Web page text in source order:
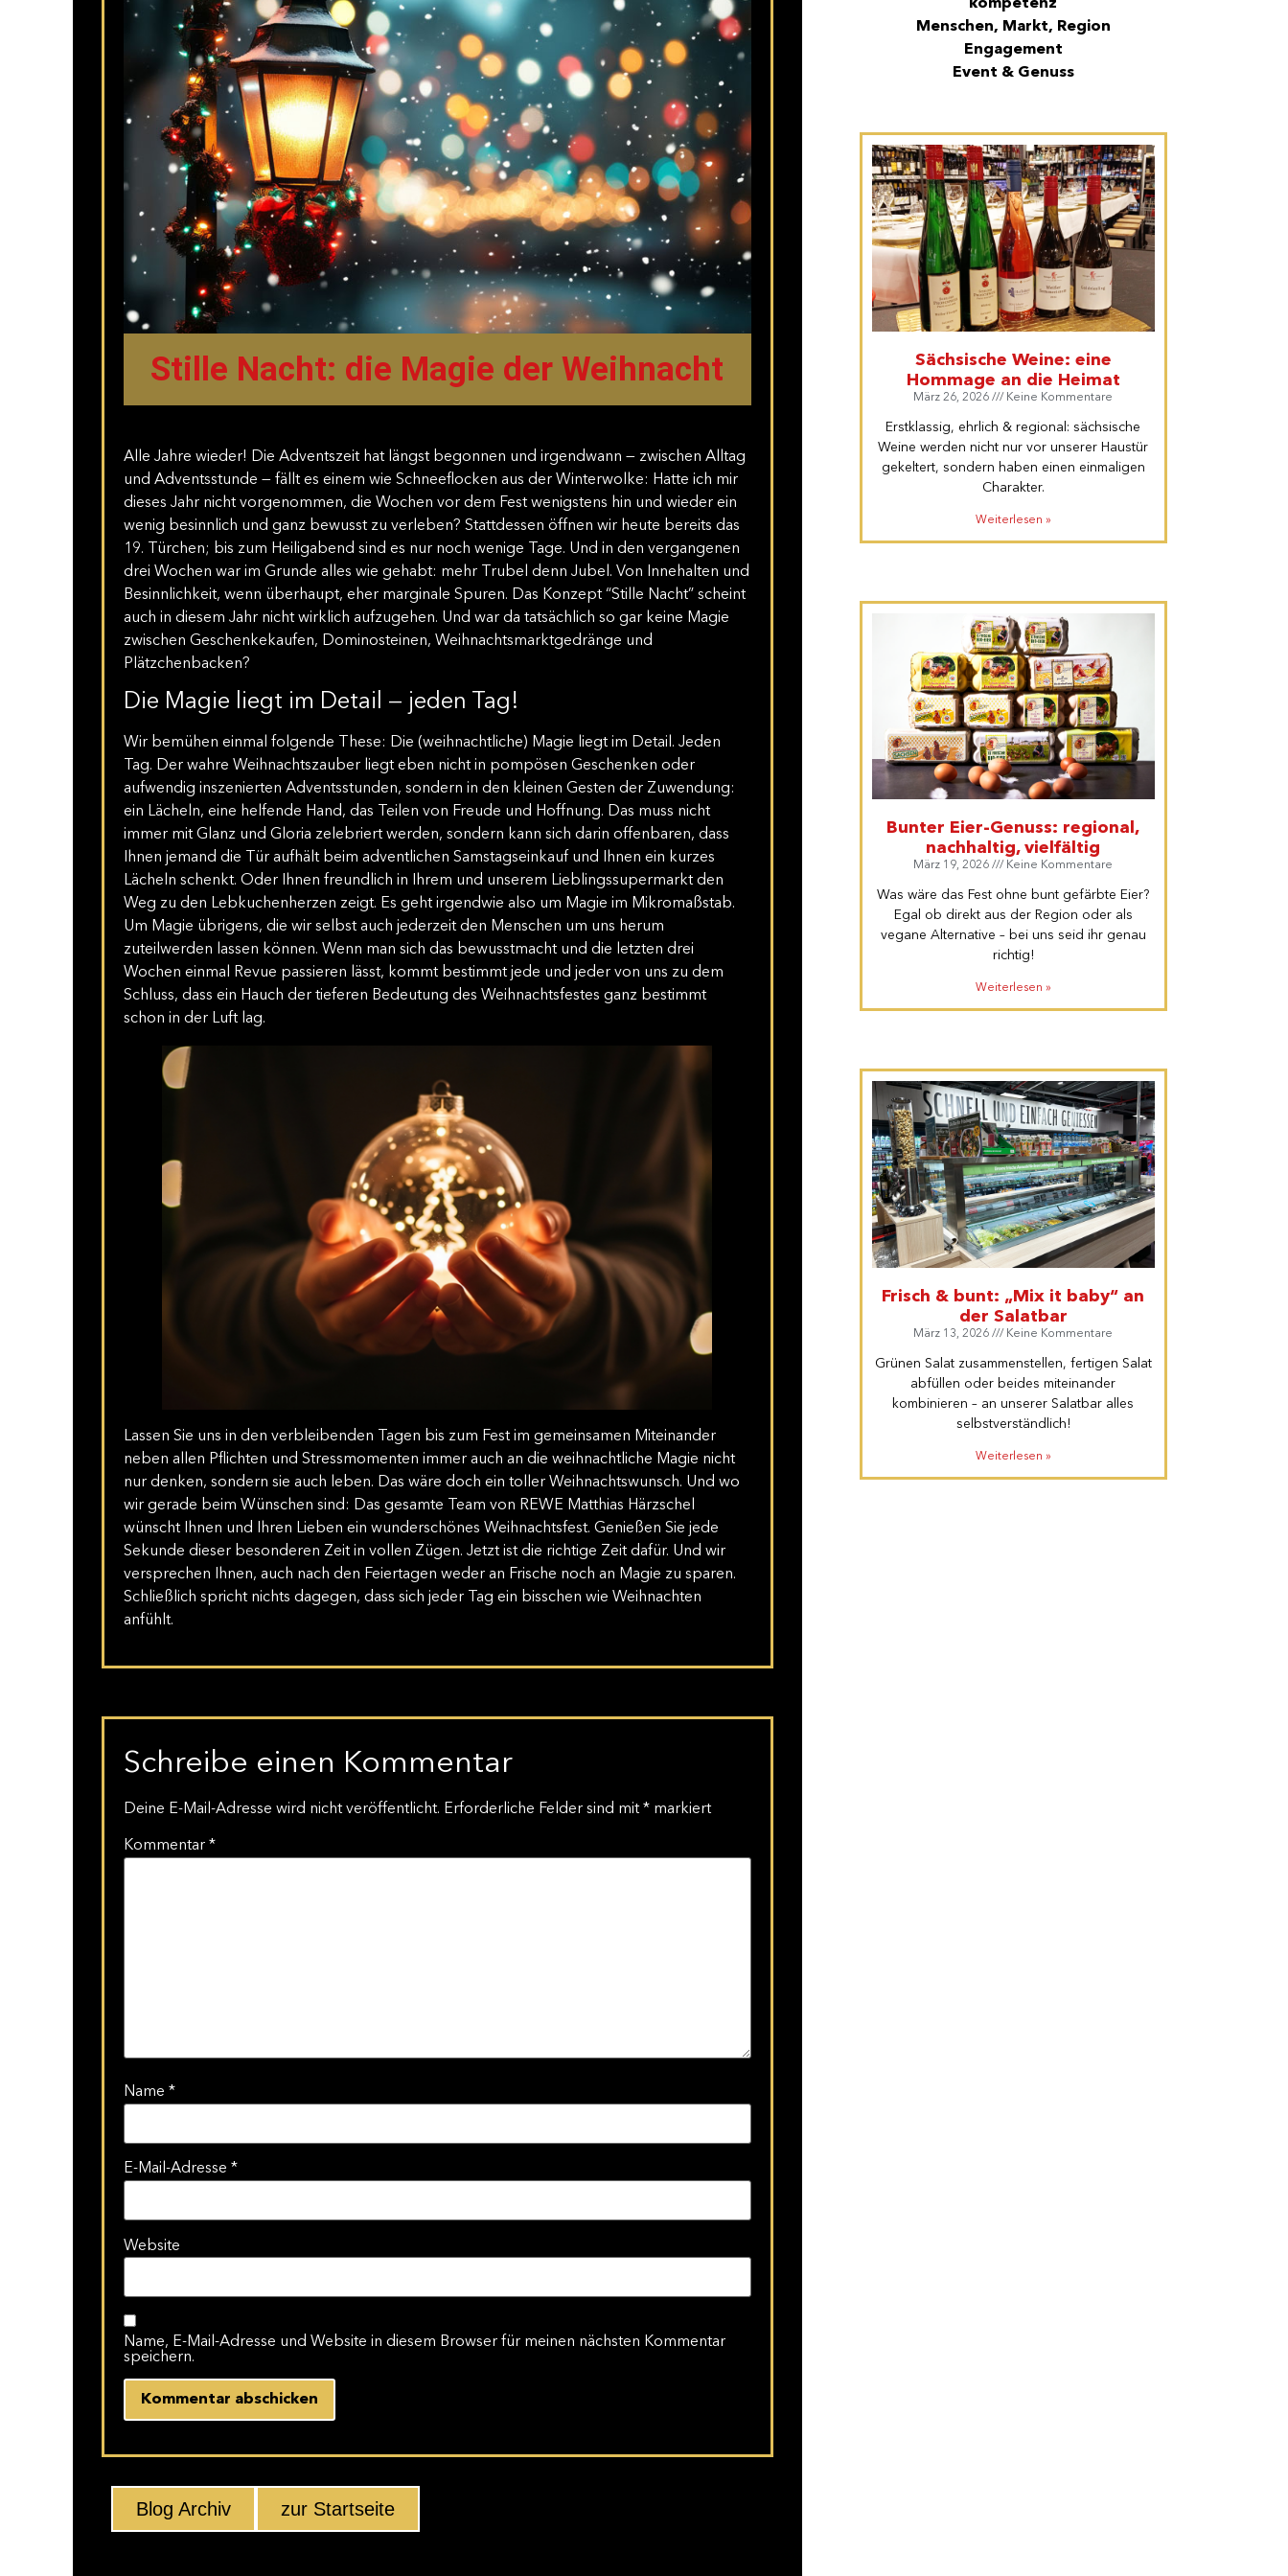
Stille Nacht: die Magie der Weihnacht
Alle Jahre wieder! Die Adventszeit hat längst begonnen und irgendwann — zwischen Alltag
und Adventsstunde — fällt es einem wie Schneeflocken aus der Winterwolke: Hatte ich mir
dieses Jahr nicht vorgenommen, die Wochen vor dem Fest wenigstens hin und wieder ein
wenig besinnlich und ganz bewusst zu verleben? Stattdessen öffnen wir heute bereits das
19. Türchen; bis zum Heiligabend sind es nur noch wenige Tage. Und in den vergangenen
drei Wochen war im Grunde alles wie gehabt: mehr Trubel denn Jubel. Von Innehalten und
Besinnlichkeit, wenn überhaupt, eher marginale Spuren. Das Konzept “Stille Nacht” scheint
auch in diesem Jahr nicht wirklich aufzugehen. Und war da tatsächlich so gar keine Magie
zwischen Geschenkekaufen, Dominosteinen, Weihnachtsmarktgedränge und
Plätzchenbacken?
Die Magie liegt im Detail — jeden Tag!
Wir bemühen einmal folgende These: Die (weihnachtliche) Magie liegt im Detail. Jeden
Tag. Der wahre Weihnachtszauber liegt eben nicht in pompösen Geschenken oder
aufwendig inszenierten Adventsstunden, sondern in den kleinen Gesten der Zuwendung:
ein Lächeln, eine helfende Hand, das Teilen von Freude und Hoffnung. Das muss nicht
immer mit Glanz und Gloria zelebriert werden, sondern kann sich darin offenbaren, dass
Ihnen jemand die Tür aufhält beim adventlichen Samstagseinkauf und Ihnen ein kurzes
Lächeln schenkt. Oder Ihnen freundlich in Ihrem und unserem Lieblingssupermarkt den
Weg zu den Lebkuchenherzen zeigt. Es geht irgendwie also um Magie im Mikromaßstab.
Um Magie übrigens, die wir selbst auch jederzeit den Menschen um uns herum
zuteilwerden lassen können. Wenn man sich das bewusstmacht und die letzten drei
Wochen einmal Revue passieren lässt, kommt bestimmt jede und jeder von uns zu dem
Schluss, dass ein Hauch der tieferen Bedeutung des Weihnachtsfestes ganz bestimmt
schon in der Luft lag.
Lassen Sie uns in den verbleibenden Tagen bis zum Fest im gemeinsamen Miteinander
neben allen Pflichten und Stressmomenten immer auch an die weihnachtliche Magie nicht
nur denken, sondern sie auch leben. Das wäre doch ein toller Weihnachtswunsch. Und wo
wir gerade beim Wünschen sind: Das gesamte Team von REWE Matthias Härzschel
wünscht Ihnen und Ihren Lieben ein wunderschönes Weihnachtsfest. Genießen Sie jede
Sekunde dieser besonderen Zeit in vollen Zügen. Jetzt ist die richtige Zeit dafür. Und wir
versprechen Ihnen, auch nach den Feiertagen weder an Frische noch an Magie zu sparen.
Schließlich spricht nichts dagegen, dass sich jeder Tag ein bisschen wie Weihnachten
anfühlt.
Schreibe einen Kommentar
Deine E-Mail-Adresse wird nicht veröffentlicht. Erforderliche Felder sind mit* markiert
Kommentar*
Name*
E-Mail-Adresse*
Website
Name, E-Mail-Adresse und Website in diesem Browser für meinen nächsten Kommentar
speichern.
Blog Archiv zur Startseite
kompetenz
Menschen, Markt, Region
Engagement
Event & Genuss
Sächsische Weine: eine
Hommage an die Heimat
März 26, 2026 Keine Kommentare
Erstklassig, ehrlich & regional: sächsische
Weine werden nicht nur vor unserer Haustür
gekeltert, sondern haben einen einmaligen
Charakter.
Weiterlesen »
Bunter Eier-Genuss: regional,
nachhaltig, vielfältig
März 19, 2026 Keine Kommentare
Was wäre das Fest ohne bunt gefärbte Eier?
Egal ob direkt aus der Region oder als
vegane Alternative – bei uns seid ihr genau
richtig!
Weiterlesen »
Frisch & bunt: „Mix it baby“ an
der Salatbar
März 13, 2026 Keine Kommentare
Grünen Salat zusammenstellen, fertigen Salat
abfüllen oder beides miteinander
kombinieren – an unserer Salatbar alles
selbstverständlich!
Weiterlesen »